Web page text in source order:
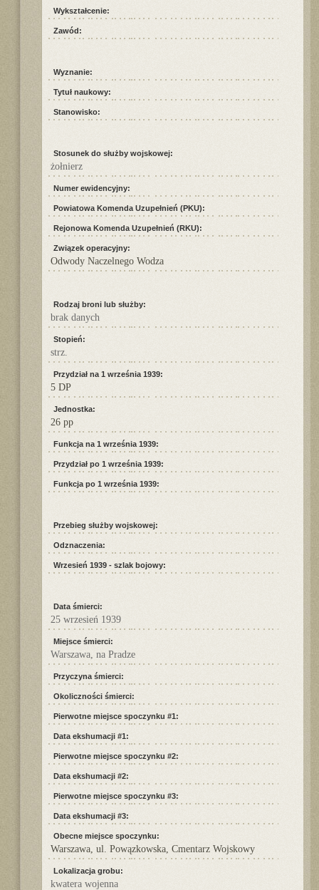
Wykształcenie:
Zawód:
Wyznanie:
Tytuł naukowy:
Stanowisko:
Stosunek do służby wojskowej:
żołnierz
Numer ewidencyjny:
Powiatowa Komenda Uzupełnień (PKU):
Rejonowa Komenda Uzupełnień (RKU):
Związek operacyjny:
Odwody Naczelnego Wodza
Rodzaj broni lub służby:
brak danych
Stopień:
strz.
Przydział na 1 września 1939:
5 DP
Jednostka:
26 pp
Funkcja na 1 września 1939:
Przydział po 1 września 1939:
Funkcja po 1 września 1939:
Przebieg służby wojskowej:
Odznaczenia:
Wrzesień 1939 - szlak bojowy:
Data śmierci:
25 wrzesień 1939
Miejsce śmierci:
Warszawa, na Pradze
Przyczyna śmierci:
Okoliczności śmierci:
Pierwotne miejsce spoczynku #1:
Data ekshumacji #1:
Pierwotne miejsce spoczynku #2:
Data ekshumacji #2:
Pierwotne miejsce spoczynku #3:
Data ekshumacji #3:
Obecne miejsce spoczynku:
Warszawa, ul. Powązkowska, Cmentarz Wojskowy
Lokalizacja grobu:
kwatera wojenna